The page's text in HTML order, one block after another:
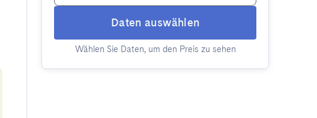
Daten auswählen
Wählen Sie Daten, um den Preis zu sehen